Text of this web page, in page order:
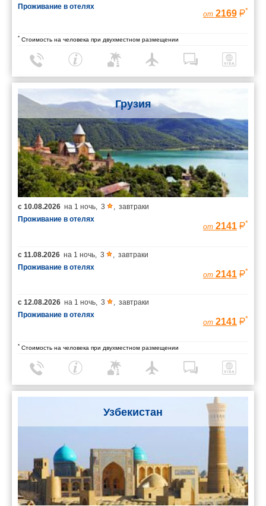
Проживание в отелях
от 2169 *
* Стоимость на человека при двухместном размещении
Грузия
с 10.08.2026 на 1 ночь, 3 , завтраки
Проживание в отелях
от 2141 *
с 11.08.2026 на 1 ночь, 3 , завтраки
Проживание в отелях
от 2141 *
с 12.08.2026 на 1 ночь, 3 , завтраки
Проживание в отелях
от 2141 *
* Стоимость на человека при двухместном размещении
Узбекистан